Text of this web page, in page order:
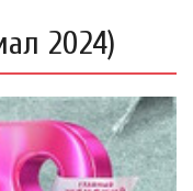
2024)